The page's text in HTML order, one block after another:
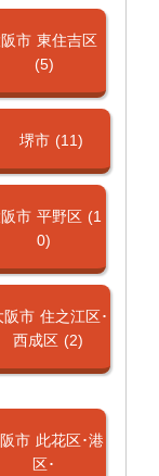
市 東住吉区
(5)
堺市 (11)
市 平野区 (1
0)
阪市 住之江区･
西成区 (2)
市 此花区･港
区･